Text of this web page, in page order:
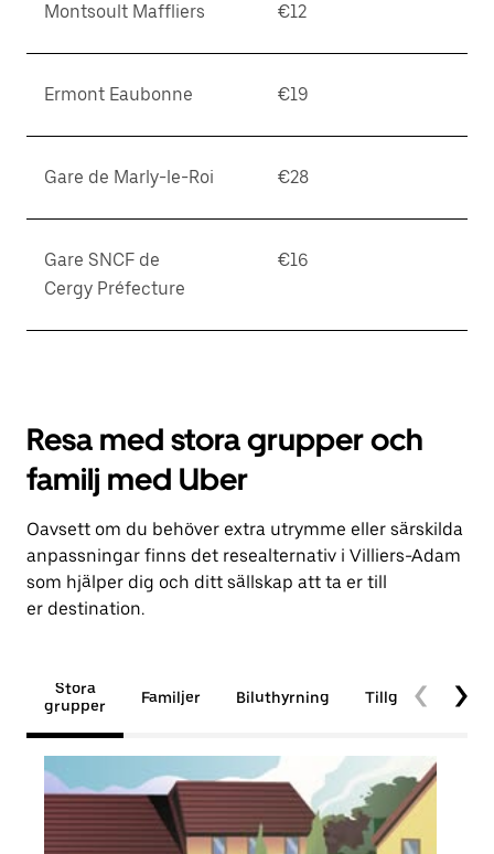
Montsoult Maffliers €12
Ermont Eaubonne €19
Gare de Marly-le-Roi €28
Gare SNCF de
Cergy Préfecture
€16
Resa med stora grupper och
familj med Uber
Oavsett om du behöver extra utrymme eller särskilda
anpassningar finns det resealternativ i Villiers-Adam
som hjälper dig och ditt sällskap att ta er till
er destination.
Stora
grupper
Familjer Biluthyrning Tillgänglighet